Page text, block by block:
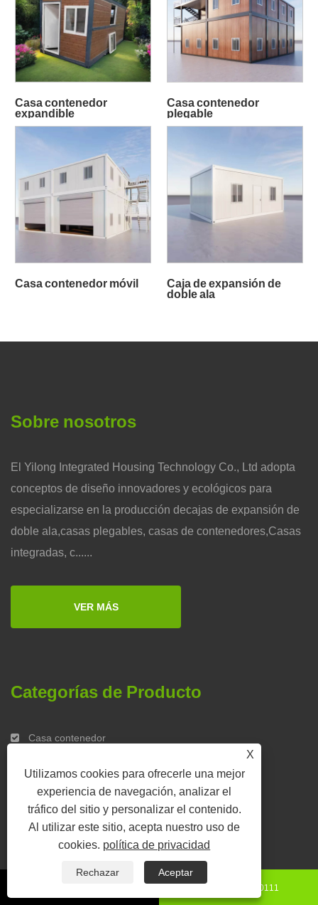
Casa contenedor
expandible
Casa contenedor
plegable
Casa contenedor móvil
Caja de expansión de
doble ala
Sobre nosotros
El Yilong Integrated Housing Technology Co., Ltd adopta
conceptos de diseño innovadores y ecológicos para
especializarse en la producción decajas de expansión de
doble ala,casas plegables, casas de contenedores,Casas
integradas, c......
VER MÁS
Categorías de Producto
Casa contenedor
Casa prefabricada
Casa móvil
8615130850111
X
Utilizamos cookies para ofrecerle una mejor
experiencia de navegación, analizar el
tráfico del sitio y personalizar el contenido.
Al utilizar este sitio, acepta nuestro uso de
cookies. política de privacidad
Rechazar Aceptar